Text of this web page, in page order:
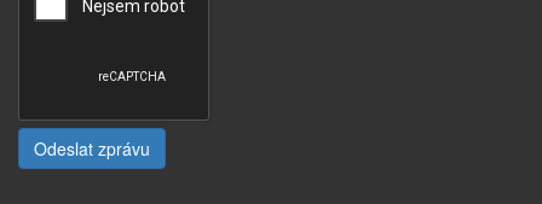
Odeslat zprávu